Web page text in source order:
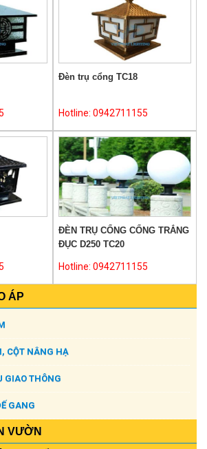
Đèn trụ cổng TC18
Hotline: 0942711155
ĐÈN TRỤ CỔNG CỔNG TRẮNG
ĐỤC D250 TC20
Hotline: 0942711155
ÁP
CỘT NÂNG HẠ
GIAO THÔNG
GANG
VƯỜN